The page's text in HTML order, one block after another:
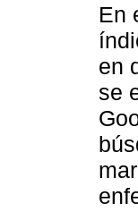
En
en
se